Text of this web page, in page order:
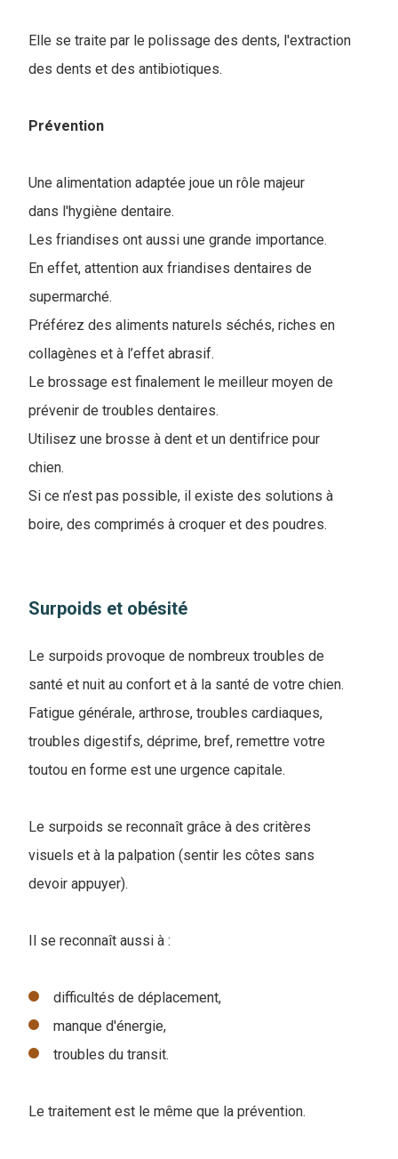
Elle se traite par le polissage des dents, l'extraction
des dents et des antibiotiques.
Prévention
Une alimentation adaptée joue un rôle majeur
dans l'hygiène dentaire.
Les friandises ont aussi une grande importance.
En effet, attention aux friandises dentaires de
supermarché.
Préférez des aliments naturels séchés, riches en
collagènes et à l’effet abrasif.
Le brossage est finalement le meilleur moyen de
prévenir de troubles dentaires.
Utilisez une brosse à dent et un dentifrice pour
chien.
Si ce n’est pas possible, il existe des solutions à
boire, des comprimés à croquer et des poudres.
Surpoids et obésité
Le surpoids provoque de nombreux troubles de
santé et nuit au confort et à la santé de votre chien.
Fatigue générale, arthrose, troubles cardiaques,
troubles digestifs, déprime, bref, remettre votre
toutou en forme est une urgence capitale.
Le surpoids se reconnaît grâce à des critères
visuels et à la palpation (sentir les côtes sans
devoir appuyer).
Il se reconnaît aussi à :
difficultés de déplacement,
manque d'énergie,
troubles du transit.
Le traitement est le même que la prévention.